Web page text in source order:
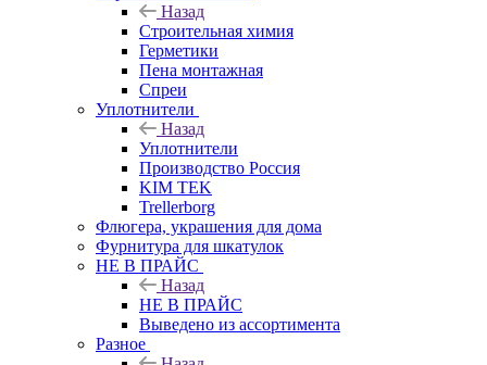
Назад
Строительная химия
Герметики
Пена монтажная
Спреи
Уплотнители
Назад
Уплотнители
Производство Россия
KIM TEK
Trellerborg
Флюгера, украшения для дома
Фурнитура для шкатулок
НЕ В ПРАЙС
Назад
НЕ В ПРАЙС
Выведено из ассортимента
Разное